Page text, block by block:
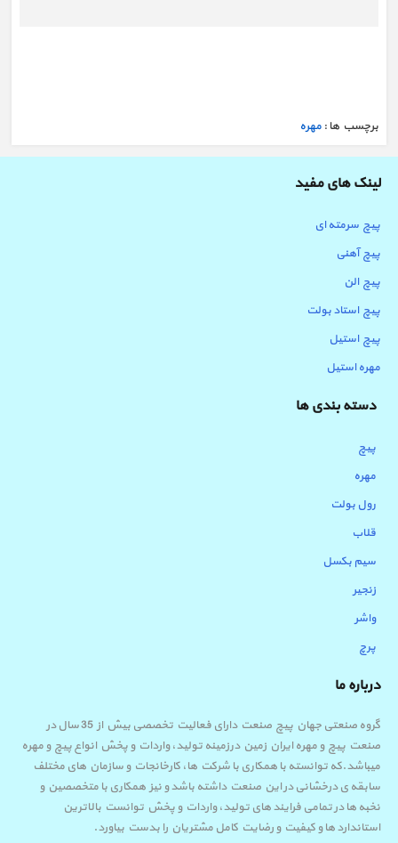
برچسب ها : مهره
لینک های مفید
پیچ سرمته ای
پیچ آهنی
پیچ الن
پیچ استاد بولت
پیچ استیل
مهره استیل
دسته بندی ها
پیچ
مهره
رول بولت
قلاب
سیم بکسل
زنجیر
واشر
پرچ
درباره ما
گروه صنعتی جهان پیچ صنعت دارای فعالیت تخصصی بیش از 35 سال در
صنعت پیچ و مهره ایران زمین درزمینه تولید، واردات و پخش انواع پیچ و مهره
میباشد.که توانسته با همکاری با شرکت ها، کارخانجات و سازمان های مختلف
سابقه ی درخشانی در این صنعت داشته باشد و نیز همکاری با متخصصین و
نخبه ها در تمامی فرایند های تولید، واردات و پخش توانست بالاترین
استاندارد ها و کیفیت و رضایت کامل مشتریان را بدست بیاورد.